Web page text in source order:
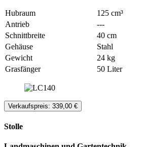
Hubraum
125 cm³
Antrieb
---
Schnittbreite
40 cm
Gehäuse
Stahl
Gewicht
24 kg
Grasfänger
50 Liter
Verkaufspreis: 339,00 €
Stolle